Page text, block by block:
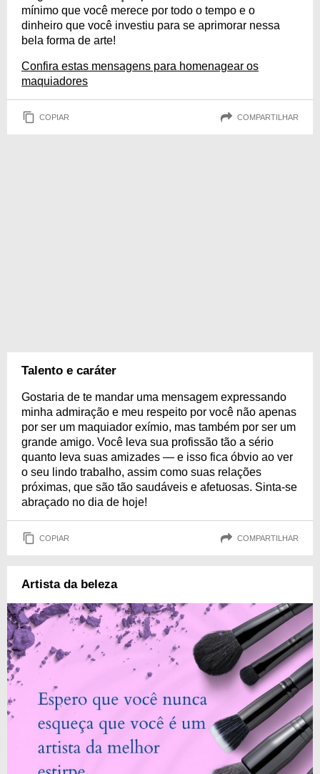
mínimo que você merece por todo o tempo e o
dinheiro que você investiu para se aprimorar nessa
bela forma de arte!
Confira estas mensagens para homenagear os
maquiadores
COPIAR COMPARTILHAR
Talento e caráter
Gostaria de te mandar uma mensagem expressando
minha admiração e meu respeito por você não apenas
por ser um maquiador exímio, mas também por ser um
grande amigo. Você leva sua profissão tão a sério
quanto leva suas amizades — e isso fica óbvio ao ver
o seu lindo trabalho, assim como suas relações
próximas, que são tão saudáveis e afetuosas. Sinta-se
abraçado no dia de hoje!
COPIAR COMPARTILHAR
Artista da beleza